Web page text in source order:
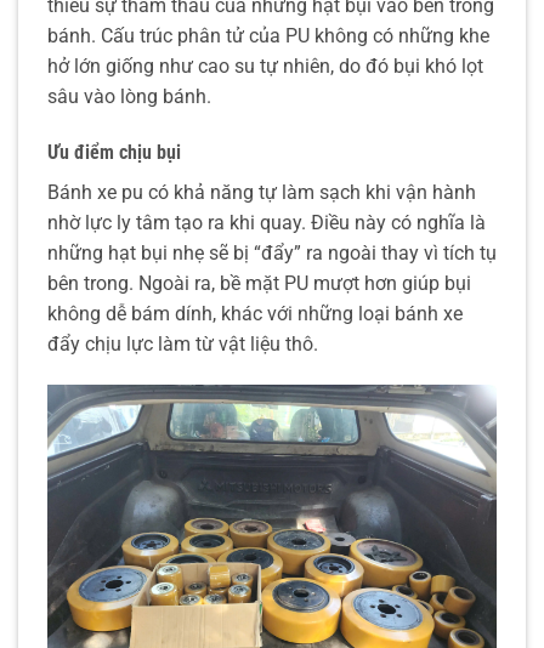
thiểu sự thẩm thấu của những hạt bụi vào bên trong
bánh. Cấu trúc phân tử của PU không có những khe
hở lớn giống như cao su tự nhiên, do đó bụi khó lọt
sâu vào lòng bánh.
Ưu điểm chịu bụi
Bánh xe pu có khả năng tự làm sạch khi vận hành
nhờ lực ly tâm tạo ra khi quay. Điều này có nghĩa là
những hạt bụi nhẹ sẽ bị “đẩy” ra ngoài thay vì tích tụ
bên trong. Ngoài ra, bề mặt PU mượt hơn giúp bụi
không dễ bám dính, khác với những loại bánh xe
đẩy chịu lực làm từ vật liệu thô.